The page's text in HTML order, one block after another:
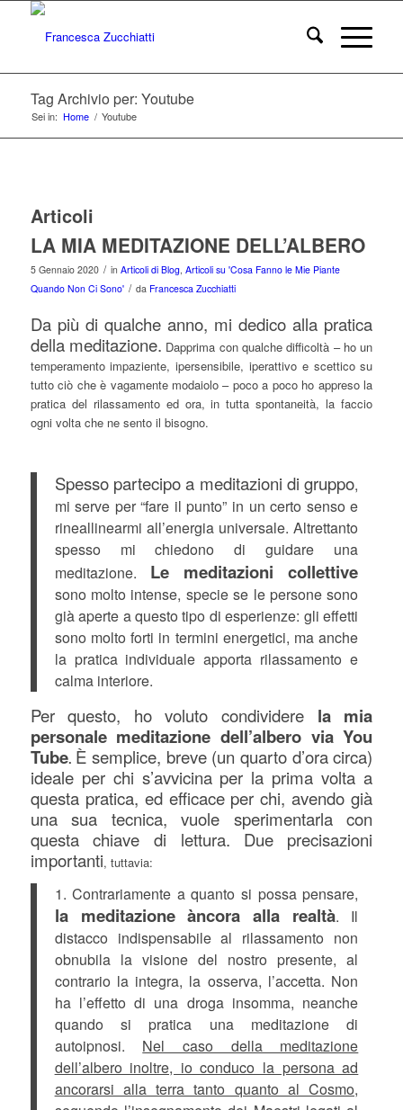
Tag Archivio per: Youtube
Sei in: Home / Youtube
Articoli
LA MIA MEDITAZIONE DELL’ALBERO
5 Gennaio 2020 / in Articoli di Blog, Articoli su 'Cosa Fanno le Mie Piante
Quando Non Ci Sono' / da Francesca Zucchiatti
Da più di qualche anno, mi dedico alla pratica
della meditazione. Dapprima con qualche difficoltà – ho un
temperamento impaziente, ipersensibile, iperattivo e scettico su
tutto ciò che è vagamente modaiolo – poco a poco ho appreso la
pratica del rilassamento ed ora, in tutta spontaneità, la faccio
ogni volta che ne sento il bisogno.
Spesso partecipo a meditazioni di gruppo,
mi serve per “fare il punto” in un certo senso e
rineallinearmi all’energia universale. Altrettanto
spesso mi chiedono di guidare una
meditazione. Le meditazioni collettive
sono molto intense, specie se le persone sono
già aperte a questo tipo di esperienze: gli effetti
sono molto forti in termini energetici, ma anche
la pratica individuale apporta rilassamento e
calma interiore.
Per questo, ho voluto condividere la mia
personale meditazione dell’albero via You
Tube. È semplice, breve (un quarto d’ora circa)
ideale per chi s’avvicina per la prima volta a
questa pratica, ed efficace per chi, avendo già
una sua tecnica, vuole sperimentarla con
questa chiave di lettura.
Due precisazioni
importanti, tuttavia:
1. Contrariamente a quanto si possa pensare,
la meditazione àncora alla realtà. Il
distacco indispensabile al rilassamento non
obnubila la visione del nostro presente, al
contrario la integra, la osserva, l’accetta. Non
ha l’effetto di una droga insomma, neanche
quando si pratica una meditazione di
autoipnosi. Nel caso della meditazione
dell’albero inoltre, io conduco la persona ad
ancorarsi alla terra tanto quanto al Cosmo,